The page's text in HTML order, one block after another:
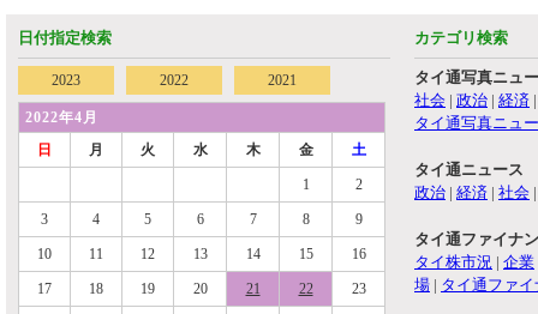
日付指定検索
2023 2022 2021
2022年4月
日
月 火 水 木 金 土
1 2
3 4 5 6 7 8 9
10 11 12 13 14 15 16
17 18 19 20 21 22 23
カテゴリ検索
タイ通写真ニュ
社会 | 政治 | 経済
タイ通写真ニュ
タイ通ニュース
政治 | 経済 | 社会
タイ通ファイナ
タイ株市況 | 企業
場 | タイ通ファ